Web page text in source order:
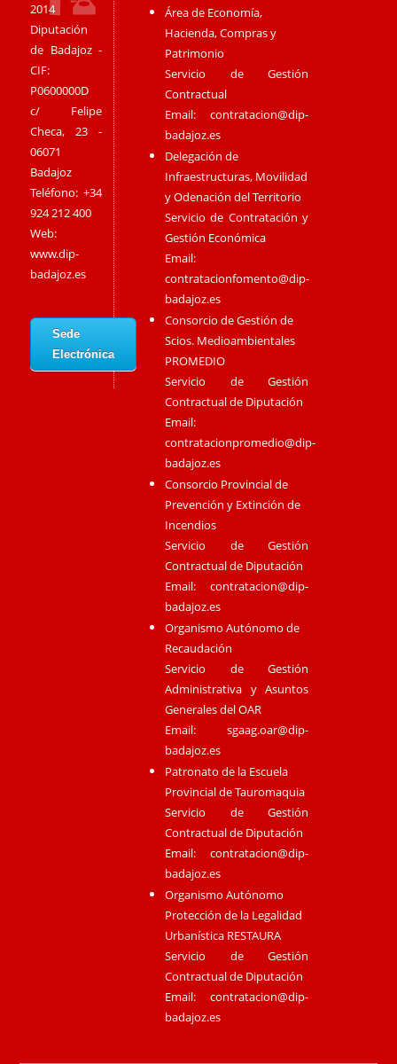
2014
Diputación
de Badajoz -
CIF:
P0600000D
c/ Felipe
Checa, 23 -
06071
Badajoz
Teléfono: +34
924 212 400
Web:
www.dip-
badajoz.es
Sede
Electrónica
Área de Economía,
Hacienda, Compras y
Patrimonio
Servicio de Gestión
Contractual
Email:contratacion@dip-
badajoz.es
Delegación de
Infraestructuras, Movilidad
y Odenación del Territorio
Servicio de Contratación y
Gestión Económica
Email:
contratacionfomento@dip-
badajoz.es
Consorcio de Gestión de
Scios. Medioambientales
PROMEDIO
Servicio de Gestión
Contractual de Diputación
Email:
contratacionpromedio@dip-
badajoz.es
Consorcio Provincial de
Prevención y Extinción de
Incendios
Servicio de Gestión
Contractual de Diputación
Email:contratacion@dip-
badajoz.es
Organismo Autónomo de
Recaudación
Servicio de Gestión
Administrativa y Asuntos
Generales del OAR
Email:sgaag.oar@dip-
badajoz.es
Patronato de la Escuela
Provincial de Tauromaquia
Servicio de Gestión
Contractual de Diputación
Email:contratacion@dip-
badajoz.es
Organismo Autónomo
Protección de la Legalidad
Urbanística RESTAURA
Servicio de Gestión
Contractual de Diputación
Email:contratacion@dip-
badajoz.es